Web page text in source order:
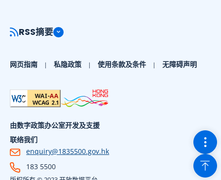
切
回到
RSS摘要
网页指南 私隐政策 使用条款及条件 无障碍声明
由数字政策办公室开发及支援
联络我们
enquiry@1835500.gov.hk
183 5500